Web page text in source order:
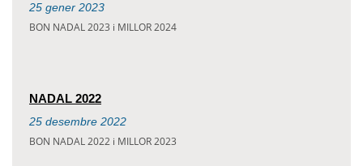
25 gener 2023
BON NADAL 2023 i MILLOR 2024
NADAL 2022
25 desembre 2022
BON NADAL 2022 i MILLOR 2023